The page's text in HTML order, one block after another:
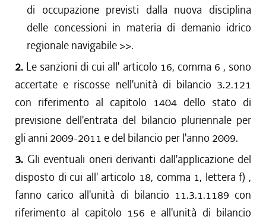
di occupazione previsti dalla nuova disciplina
delle concessioni in materia di demanio idrico
regionale navigabile>>.
2. Le sanzioni di cui all' articolo 16, comma 6 , sono
accertate e riscosse nell'unità di bilancio 3.2.121
con riferimento al capitolo 1404 dello stato di
previsione dell'entrata del bilancio pluriennale per
gli anni 2009-2011 e del bilancio per l'anno 2009.
3. Gli eventuali oneri derivanti dall'applicazione del
disposto di cui all' articolo 18, comma 1, lettera f) ,
fanno carico all'unità di bilancio 11.3.1.1189 con
riferimento al capitolo 156 e all'unità di bilancio